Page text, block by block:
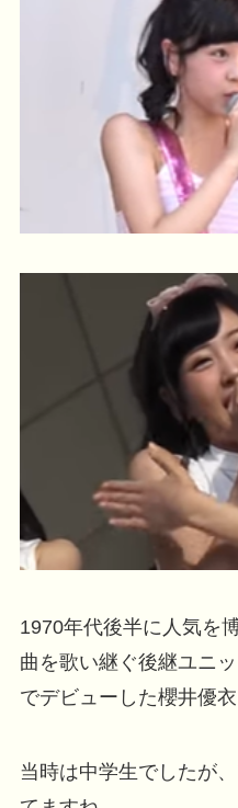
1970年代後半に人気を
曲を歌い継ぐ後継ユニ
でデビューした櫻井優衣
当時は中学生でしたが